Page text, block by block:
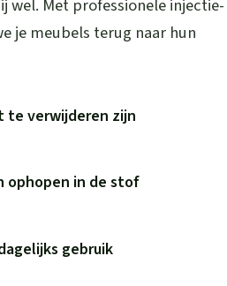
wel. Met professionele injectie-
je meubels terug naar hun
te verwijderen zijn
ophopen in de stof
gebruik